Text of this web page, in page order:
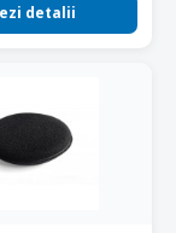
detalii